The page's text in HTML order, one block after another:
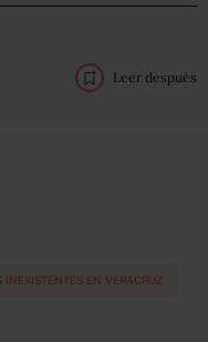
Leer después
INEXISTENTES EN VERACRUZ